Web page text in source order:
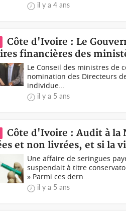
il y a 4 ans
Côte d'Ivoire : Le
financières des
Le Conseil des ministres de
nomination des Directeurs
individue...
il y a 5 ans
Côte d'Ivoire : Audit à la
et non livrées, et si la
Une affaire de seringues
suspendait à titre
».Parmi ces dern...
il y a 5 ans